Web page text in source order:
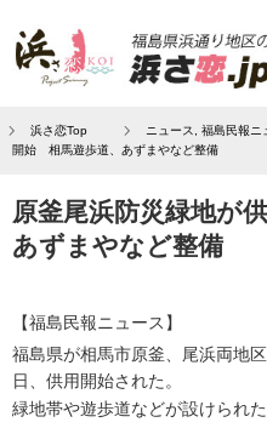
浜さ恋Top ニュース 福島民報ニ
開始 相馬遊歩道、あずまやなど整備
原釜尾浜防災緑地が
あずまやなど整備
【福島民報ニュース】
福島県が相馬市原釜、尾浜両地
日、供用開始された。
緑地帯や遊歩道などが設けられ